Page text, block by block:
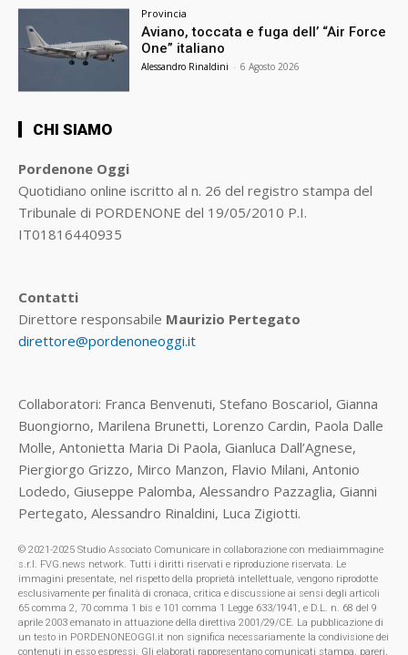
Provincia
Aviano, toccata e fuga dell’ “Air Force
One” italiano
Alessandro Rinaldini - 6 Agosto 2026
CHI SIAMO
Pordenone Oggi
Quotidiano online iscritto al n. 26 del registro stampa del
Tribunale di PORDENONE del 19/05/2010 P.I.
IT01816440935
Contatti
Direttore responsabile Maurizio Pertegato
direttore@pordenoneoggi.it
Collaboratori: Franca Benvenuti, Stefano Boscariol, Gianna
Buongiorno, Marilena Brunetti, Lorenzo Cardin, Paola Dalle
Molle, Antonietta Maria Di Paola, Gianluca Dall’Agnese,
Piergiorgo Grizzo, Mirco Manzon, Flavio Milani, Antonio
Lodedo, Giuseppe Palomba, Alessandro Pazzaglia, Gianni
Pertegato, Alessandro Rinaldini, Luca Zigiotti.
© 2021-2025 Studio Associato Comunicare in collaborazione con mediaimmagine
s.r.l. FVG.news network. Tutti i diritti riservati e riproduzione riservata. Le
immagini presentate, nel rispetto della proprietà intellettuale, vengono riprodotte
esclusivamente per finalità di cronaca, critica e discussione ai sensi degli articoli
65 comma 2, 70 comma 1 bis e 101 comma 1 Legge 633/1941, e D.L. n. 68 del 9
aprile 2003 emanato in attuazione della direttiva 2001/29/CE. La pubblicazione di
un testo in PORDENONEOGGI.it non significa necessariamente la condivisione dei
contenuti in esso espressi. Gli elaborati rappresentano comunicati stampa, pareri,